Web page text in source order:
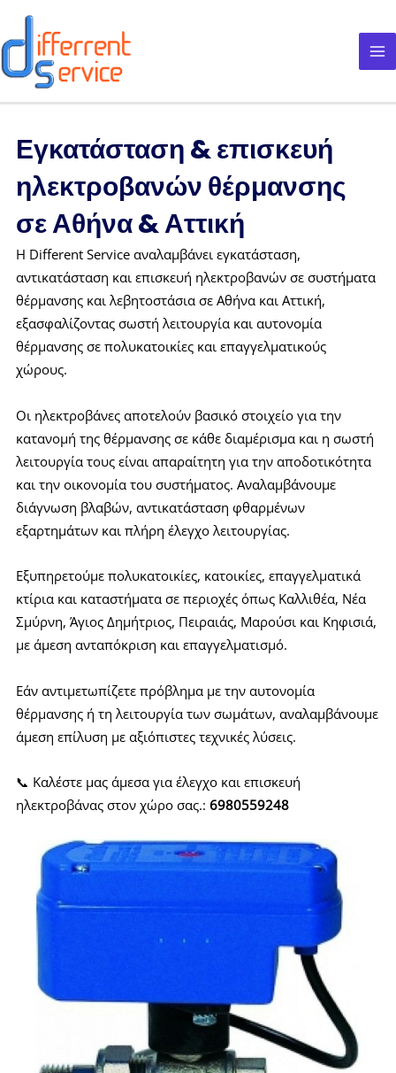
Μετάβαση
περιεχόμενο
Εγκατάσταση & επισκευή
ηλεκτροβανών θέρμανσης
σε Αθήνα & Αττική
Η Different Service αναλαμβάνει εγκατάσταση,
αντικατάσταση και επισκευή ηλεκτροβανών σε συστήματα
θέρμανσης και λεβητοστάσια σε Αθήνα και Αττική,
εξασφαλίζοντας σωστή λειτουργία και αυτονομία
θέρμανσης σε πολυκατοικίες και επαγγελματικούς
χώρους.
Οι ηλεκτροβάνες αποτελούν βασικό στοιχείο για την
κατανομή της θέρμανσης σε κάθε διαμέρισμα και η σωστή
λειτουργία τους είναι απαραίτητη για την αποδοτικότητα
και την οικονομία του συστήματος. Αναλαμβάνουμε
διάγνωση βλαβών, αντικατάσταση φθαρμένων
εξαρτημάτων και πλήρη έλεγχο λειτουργίας.
Εξυπηρετούμε πολυκατοικίες, κατοικίες, επαγγελματικά
κτίρια και καταστήματα σε περιοχές όπως Καλλιθέα, Νέα
Σμύρνη, Άγιος Δημήτριος, Πειραιάς, Μαρούσι και Κηφισιά,
με άμεση ανταπόκριση και επαγγελματισμό.
Εάν αντιμετωπίζετε πρόβλημα με την αυτονομία
θέρμανσης ή τη λειτουργία των σωμάτων, αναλαμβάνουμε
άμεση επίλυση με αξιόπιστες τεχνικές λύσεις.
📞 Καλέστε μας άμεσα για έλεγχο και επισκευή
ηλεκτροβάνας στον χώρο σας.: 6980559248